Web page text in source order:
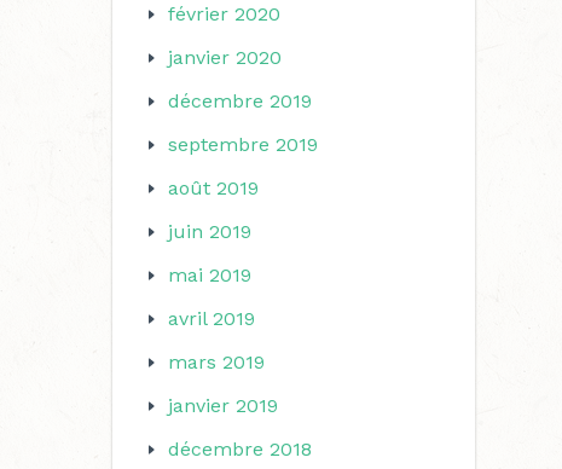
février 2020
janvier 2020
décembre 2019
septembre 2019
août 2019
juin 2019
mai 2019
avril 2019
mars 2019
janvier 2019
décembre 2018